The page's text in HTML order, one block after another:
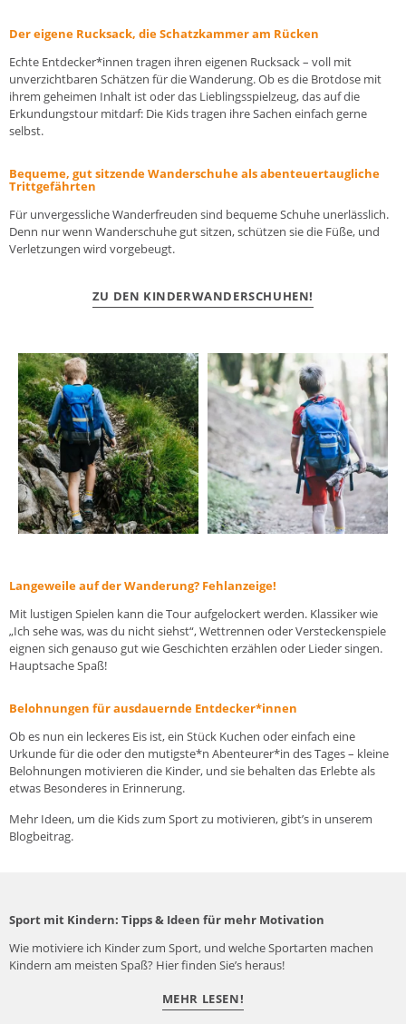
Der eigene Rucksack, die Schatzkammer am Rücken
Echte Entdecker*innen tragen ihren eigenen Rucksack – voll mit
unverzichtbaren Schätzen für die Wanderung. Ob es die Brotdose mit
ihrem geheimen Inhalt ist oder das Lieblingsspielzeug, das auf die
Erkundungstour mitdarf: Die Kids tragen ihre Sachen einfach gerne
selbst.
Bequeme, gut sitzende Wanderschuhe als abenteuertaugliche
Trittgefährten
Für unvergessliche Wanderfreuden sind bequeme Schuhe unerlässlich.
Denn nur wenn Wanderschuhe gut sitzen, schützen sie die Füße, und
Verletzungen wird vorgebeugt.
ZU DEN KINDERWANDERSCHUHEN!
Langeweile auf der Wanderung? Fehlanzeige!
Mit lustigen Spielen kann die Tour aufgelockert werden. Klassiker wie
„Ich sehe was, was du nicht siehst“, Wettrennen oder Versteckenspiele
eignen sich genauso gut wie Geschichten erzählen oder Lieder singen.
Hauptsache Spaß!
Belohnungen für ausdauernde Entdecker*innen
Ob es nun ein leckeres Eis ist, ein Stück Kuchen oder einfach eine
Urkunde für die oder den mutigste*n Abenteurer*in des Tages – kleine
Belohnungen motivieren die Kinder, und sie behalten das Erlebte als
etwas Besonderes in Erinnerung.
Mehr Ideen, um die Kids zum Sport zu motivieren, gibt’s in unserem
Blogbeitrag.
Sport mit Kindern: Tipps & Ideen für mehr Motivation
Wie motiviere ich Kinder zum Sport, und welche Sportarten machen
Kindern am meisten Spaß? Hier finden Sie’s heraus!
MEHR LESEN!